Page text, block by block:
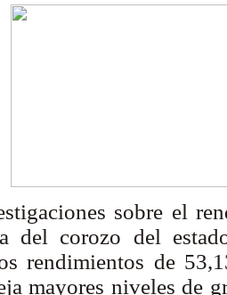
sobre el
del corozo del
rendimientos de
mayores niveles de